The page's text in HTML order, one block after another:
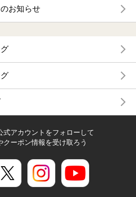
お知らせ
式アカウントをフォローして
クーポン情報を受け取ろう